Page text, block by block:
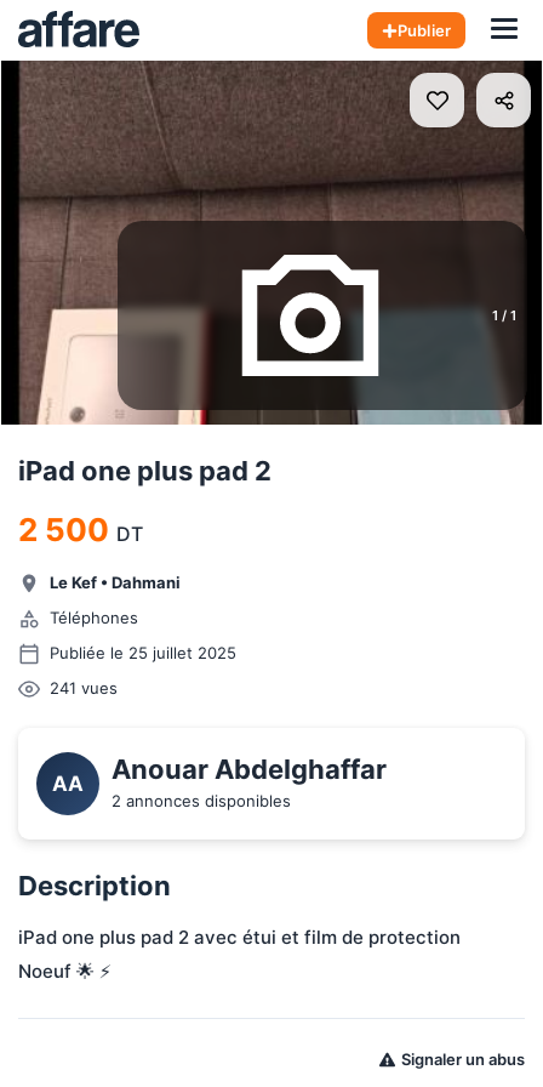
Publier
1 / 1
iPad one plus pad 2
2 500 DT
Le Kef • Dahmani
Téléphones
Publiée le 25 juillet 2025
241 vues
AA Anouar Abdelghaffar
2 annonces disponibles
Description
iPad one plus pad 2 avec étui et film de protection
Noeuf 🌟 ⚡
Signaler un abus